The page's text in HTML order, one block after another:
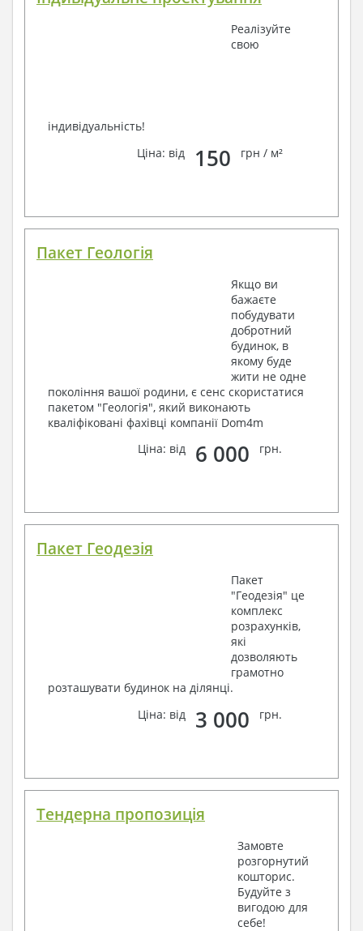
Реалізуйте
свою
індивідуальність!
Ціна: від
150 грн / м²
Пакет Геологія
Якщо ви
бажаєте
побудувати
добротний
будинок, в
якому буде
жити не одне
покоління вашої родини, є сенс скористатися
пакетом "Геологія", який виконають
кваліфіковані фахівці компанії Dom4m
Ціна: від
6 000 грн.
Пакет Геодезія
Пакет
"Геодезія" це
комплекс
розрахунків,
які
дозволяють
грамотно
розташувати будинок на ділянці.
Ціна: від
3 000 грн.
Тендерна пропозиція
Замовте
розгорнутий
кошторис.
Будуйте з
вигодою для
себе!